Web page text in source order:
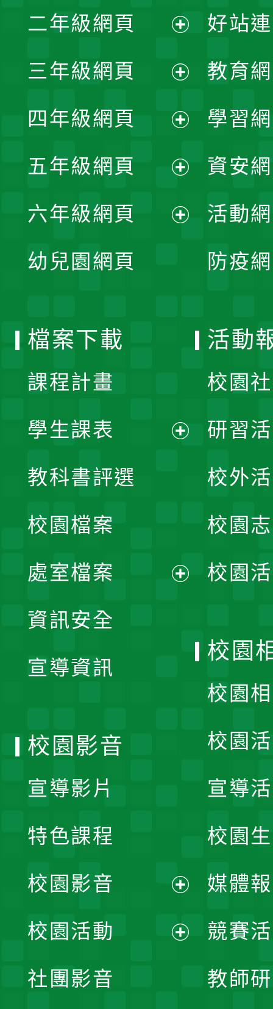
開
選
單
二年級網頁
開
選
單
三年級網頁
開
選
單
四年級網頁
開
選
五年級網頁
開
六年級網頁
幼兒園網頁
好站
教育
學習
資安
活動
防疫
檔案下載
課程計畫
學生課表
單
教科書評選
校園檔案
處室檔案
資訊安全
宣導資訊
活動
校園
研習
校外
校園
校園
校園
校園
校園
宣導
校園
媒體
競賽
教師
校園影音
宣導影片
特色課程
校園影音
開
校園活動
社團影音